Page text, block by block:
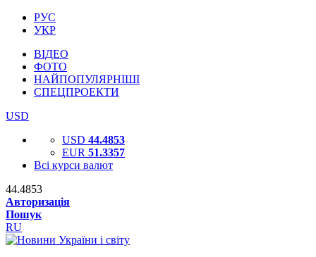
РУС
УКР
ВІДЕО
ФОТО
НАЙПОПУЛЯРНІШІ
СПЕЦПРОЕКТИ
USD
USD 44.4853
EUR 51.3357
Всі курси валют
44.4853
Авторизація
Пошук
RU